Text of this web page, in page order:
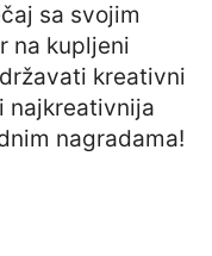
sa svojim
na kupljeni
kreativni
najkreativnija
nagradama!